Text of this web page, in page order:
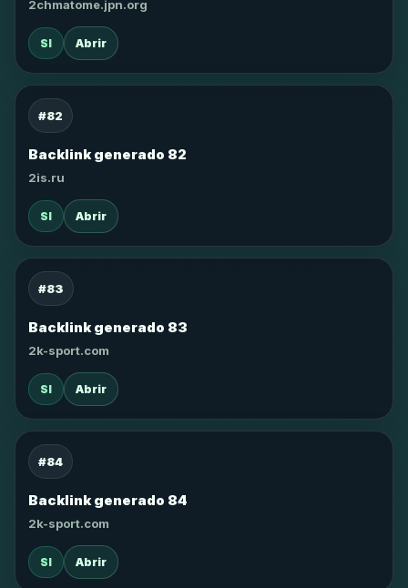
2chmatome.jpn.org
SI Abrir
#82
Backlink generado 82
2is.ru
SI Abrir
#83
Backlink generado 83
2k-sport.com
SI Abrir
#84
Backlink generado 84
2k-sport.com
SI Abrir